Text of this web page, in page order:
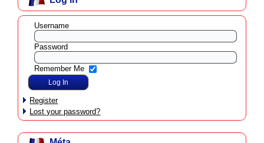
Username
Password
Remember Me
Register
Lost your password?